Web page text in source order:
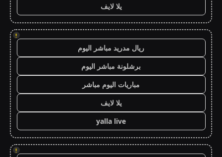
يلا لايف
!
ريال مدريد مباشر اليوم
برشلونة مباشر اليوم
مباريات اليوم مباشر
يلا لايف
yalla live
!